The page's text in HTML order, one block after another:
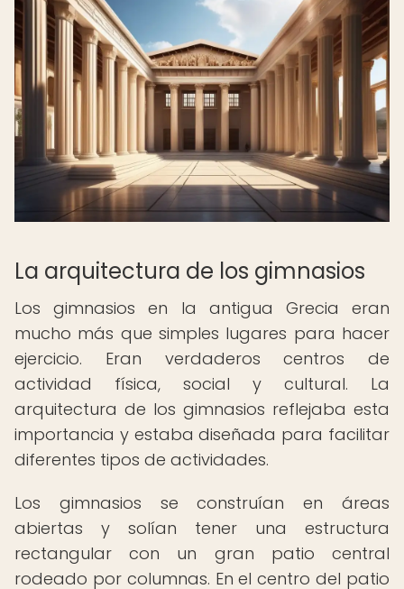
La arquitectura de los gimnasios
Los gimnasios en la antigua Grecia eran
mucho más que simples lugares para hacer
ejercicio. Eran verdaderos centros de
actividad física, social y cultural. La
arquitectura de los gimnasios reflejaba esta
importancia y estaba diseñada para facilitar
diferentes tipos de actividades.
Los gimnasios se construían en áreas
abiertas y solían tener una estructura
rectangular con un gran patio central
rodeado por columnas. En el centro del patio